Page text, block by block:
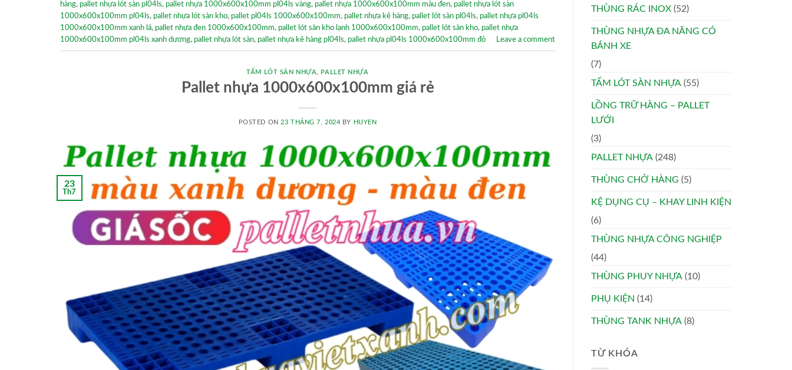
hàng, pallet nhựa lót sàn pl04ls, pallet nhựa 1000x600x100mm pl04ls vàng, pallet nhựa 1000x600x100mm màu đen, pallet nhựa lót sàn
1000x600x100mm pl04ls, pallet nhựa lót sàn kho, pallet pl04ls 1000x600x100mm, pallet nhựa kê hàng, pallet lót sàn pl04ls, pallet nhựa pl04ls
1000x600x100mm xanh lá, pallet nhựa đen 1000x600x100mm, pallet lót sàn kho lạnh 1000x600x100mm, pallet lót sàn kho, pallet nhựa
1000x600x100mm pl04ls xanh dương, pallet nhựa lót sàn, pallet nhựa kê hàng pl04ls, pallet nhựa pl04ls 1000x600x100mm đỏ Leave a comment
TẤM LÓT SÀN NHỰA PALLET NHỰA
Pallet nhựa 1000x600x100mm giá rẻ
POSTED ON23 THÁNG 7, 2024 BY HUYEN
23
Th7
THÙNG RÁC INOX (52)
THÙNG NHỰA ĐA NĂNG CÓ
BÁNH XE
(7)
TẤM LÓT SÀN NHỰA (55)
LỒNG TRỮ HÀNG – PALLET
LƯỚI
(3)
PALLET NHỰA (248)
THÙNG CHỞ HÀNG (5)
KỆ DỤNG CỤ – KHAY LINH KIỆN
(6)
THÙNG NHỰA CÔNG NGHIỆP
(44)
THÙNG PHUY NHỰA (10)
PHỤ KIỆN (14)
THÙNG TANK NHỰA (8)
TỪ KHÓA